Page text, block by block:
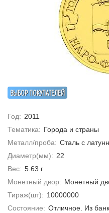
ВЫБОР ПОКУПАТЕЛЕЙ
Год: 2011
Тематика: Города и страны
Металл/проба: Сталь с
Диаметр(мм): 22
Вес: 5.63 г
Монетный двор: Монетный
Тираж(шт): 10000000
Состояние: Отличное. Из